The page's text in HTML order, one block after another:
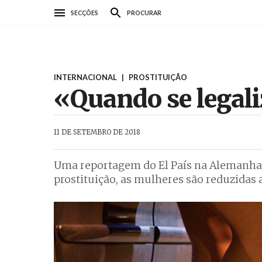
SECÇÕES PROCURAR
INTERNACIONAL | PROSTITUIÇÃO
«Quando se
11 DE SETEMBRO DE 2018
Uma reportagem do El País na
prostituição, as mulheres são reduzidas